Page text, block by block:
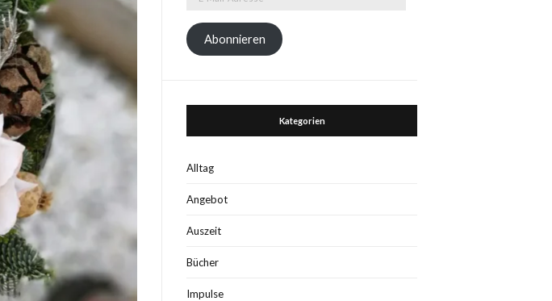
Adresse
Abonnieren
Kategorien
Alltag
Angebot
Auszeit
Bücher
Impulse